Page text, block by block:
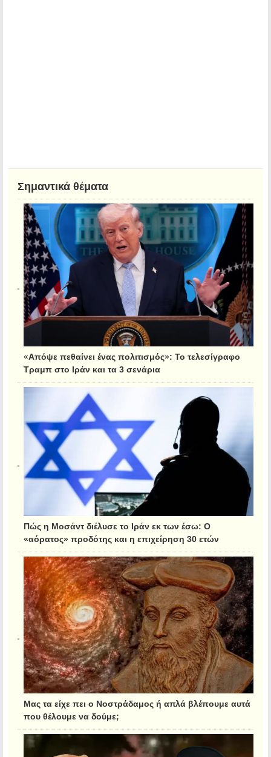
Σημαντικά θέματα
«Απόψε πεθαίνει ένας πολιτισμός»: Το τελεσίγραφο
Τραμπ στο Ιράν και τα 3 σενάρια
Πώς η Μοσάντ διέλυσε το Ιράν εκ των έσω: Ο
«αόρατος» προδότης και η επιχείρηση 30 ετών
Μας τα είχε πει ο Νοστράδαμος ή απλά βλέπουμε αυτά
που θέλουμε να δούμε;